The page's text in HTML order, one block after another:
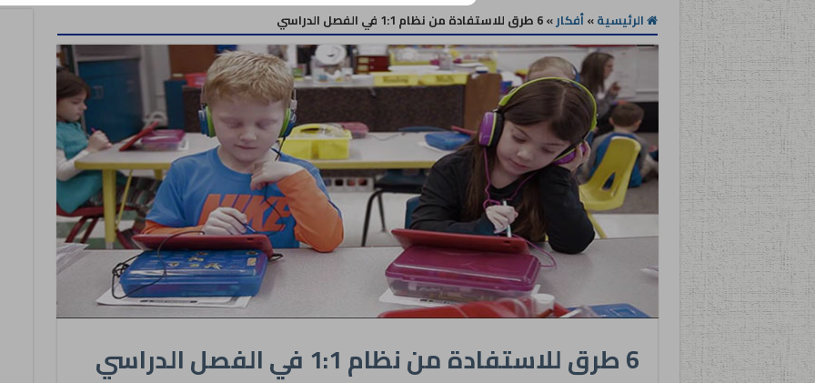
الرئيسية»أفكار»6 طرق للاستفادة من نظام 1:1 في الفصل الدراسي
6 طرق للاستفادة من نظام 1:1 في الفصل الدراسي